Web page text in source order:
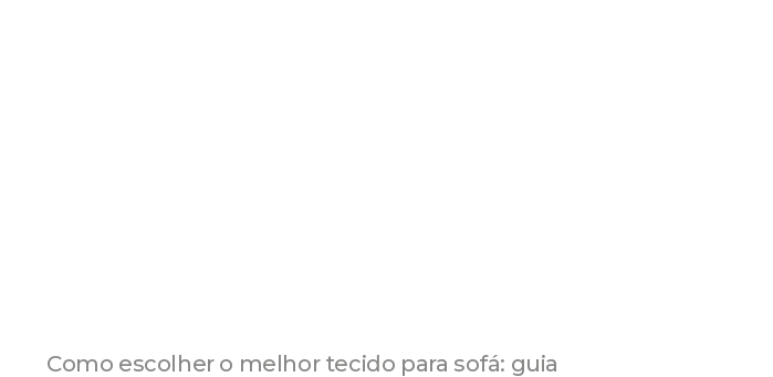
Como escolher o melhor tecido para sofá: guia